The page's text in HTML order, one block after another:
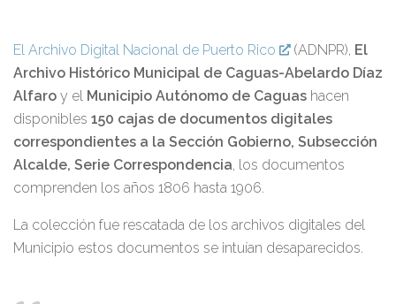
El Archivo Digital Nacional de Puerto Rico (ADNPR), El
Archivo Histórico Municipal de Caguas-Abelardo Díaz
Alfaro y el Municipio Autónomo de Caguas hacen
disponibles 150 cajas de documentos digitales
correspondientes a la Sección Gobierno, Subsección
Alcalde, Serie Correspondencia, los documentos
comprenden los años 1806 hasta 1906.
La colección fue rescatada de los archivos digitales del
Municipio estos documentos se intuían desaparecidos.